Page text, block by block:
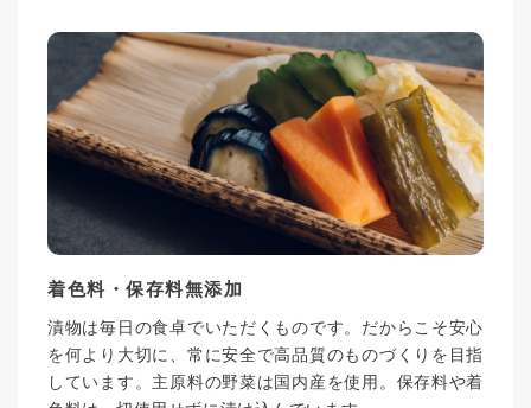
着色料・保存料無添加
漬物は毎日の食卓でいただくものです。だからこそ安心
を何より大切に、常に安全で高品質のものづくりを目指
しています。主原料の野菜は国内産を使用。保存料や着